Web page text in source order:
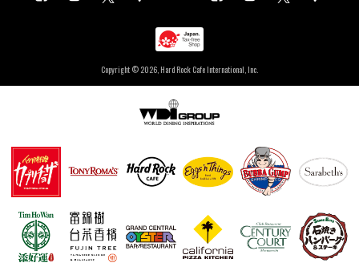
Copyright © 2026, Hard Rock Cafe International, Inc.